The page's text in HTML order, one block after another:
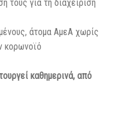
τους για τη διαχείριση
άτομα ΑμεΑ χωρίς
κορωνοϊό
καθημερινά, από